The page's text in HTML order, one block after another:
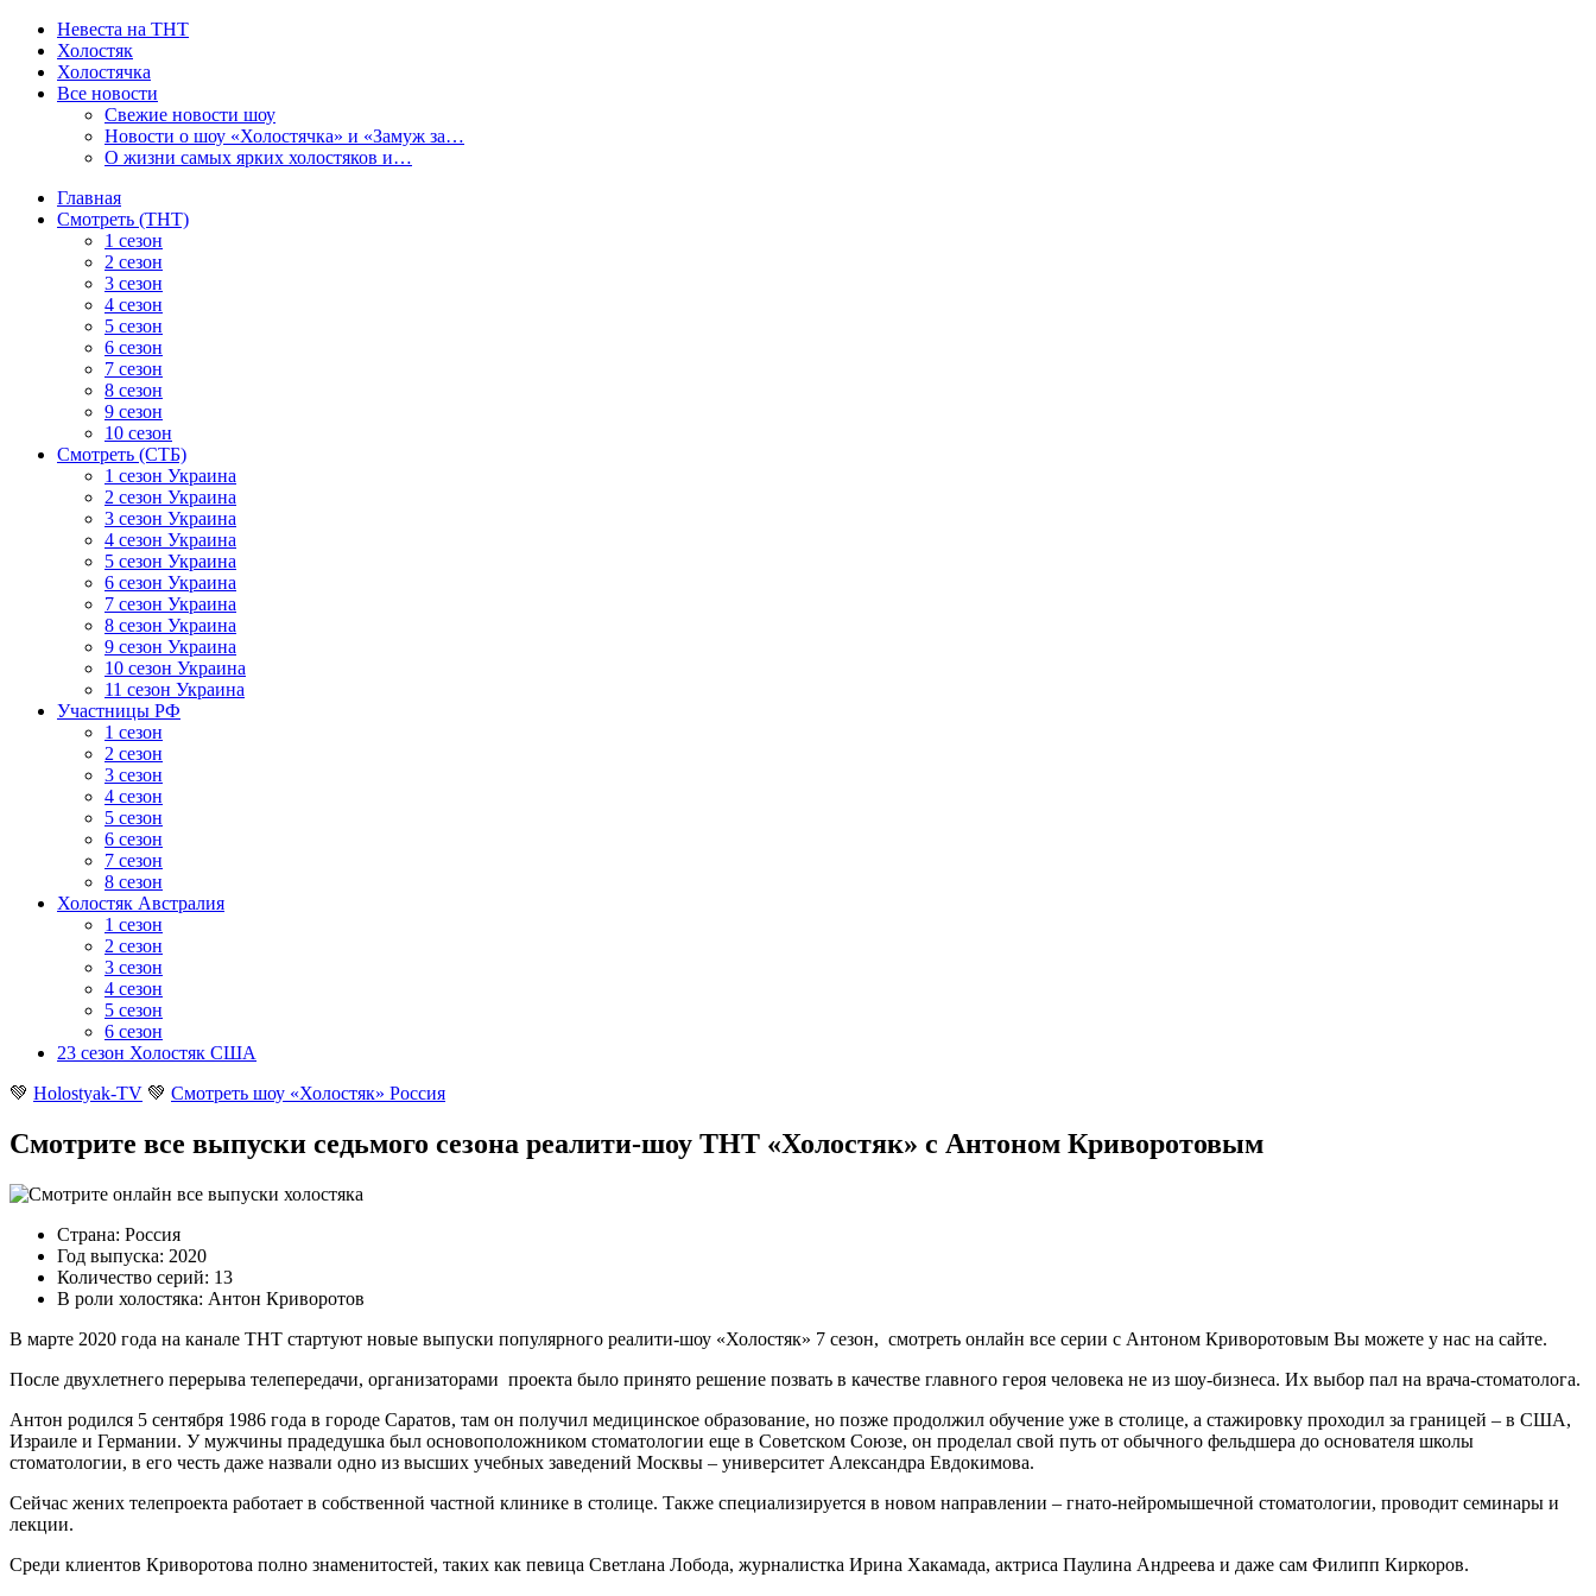
Невеста на ТНТ
Холостяк
Холостячка
Все новости
Свежие новости шоу
Новости о шоу «Холостячка» и «Замуж за…
О жизни самых ярких холостяков и…
Главная
Смотреть (ТНТ)
1 сезон
2 сезон
3 сезон
4 сезон
5 сезон
6 сезон
7 сезон
8 сезон
9 сезон
10 сезон
Смотреть (СТБ)
1 сезон Украина
2 сезон Украина
3 сезон Украина
4 сезон Украина
5 сезон Украина
6 сезон Украина
7 сезон Украина
8 сезон Украина
9 сезон Украина
10 сезон Украина
11 сезон Украина
Участницы РФ
1 сезон
2 сезон
3 сезон
4 сезон
5 сезон
6 сезон
7 сезон
8 сезон
Холостяк Австралия
1 сезон
2 сезон
3 сезон
4 сезон
5 сезон
6 сезон
23 сезон Холостяк США
💚 Holostyak-TV 💚 Смотреть шоу «Холостяк» Россия
Смотрите все выпуски седьмого сезона реалити-шоу ТНТ «Холостяк» с Антоном Криворотовым
Страна: Россия
Год выпуска: 2020
Количество серий: 13
В роли холостяка: Антон Криворотов
В марте 2020 года на канале ТНТ стартуют новые выпуски популярного реалити-шоу «Холостяк» 7 сезон, смотреть онлайн все серии с Антоном Криворотовым Вы можете у нас на сайте.
После двухлетнего перерыва телепередачи, организаторами проекта было принято решение позвать в качестве главного героя человека не из шоу-бизнеса. Их выбор пал на врача-стоматолога.
Антон родился 5 сентября 1986 года в городе Саратов, там он получил медицинское образование, но позже продолжил обучение уже в столице, а стажировку проходил за границей – в США,
Израиле и Германии. У мужчины прадедушка был основоположником стоматологии еще в Советском Союзе, он проделал свой путь от обычного фельдшера до основателя школы
стоматологии, в его честь даже назвали одно из высших учебных заведений Москвы – университет Александра Евдокимова.
Сейчас жених телепроекта работает в собственной частной клинике в столице. Также специализируется в новом направлении – гнато-нейромышечной стоматологии, проводит семинары и
лекции.
Среди клиентов Криворотова полно знаменитостей, таких как певица Светлана Лобода, журналистка Ирина Хакамада, актриса Паулина Андреева и даже сам Филипп Киркоров.